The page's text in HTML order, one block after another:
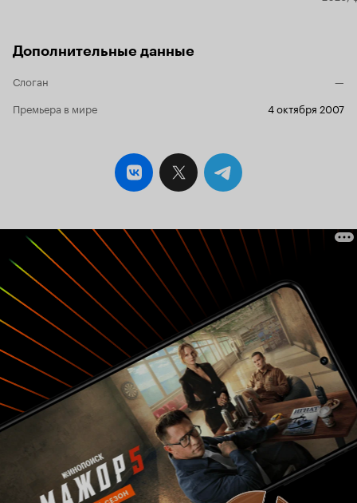
Дополнительные данные
Слоган
—
Премьера в мире
4 октября 2007